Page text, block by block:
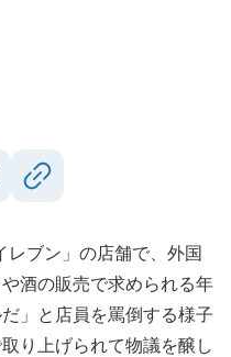
ブン」の店舗で、外国
酒の販売で求められる年
」と店員を罵倒する様子
り上げられて物議を醸し